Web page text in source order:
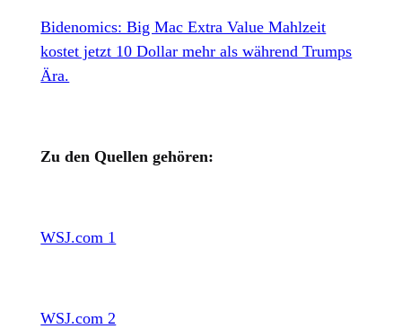
Bidenomics: Big Mac Extra Value Mahlzeit
kostet jetzt 10 Dollar mehr als während Trumps
Ära.
Zu den Quellen gehören:
WSJ.com 1
WSJ.com 2